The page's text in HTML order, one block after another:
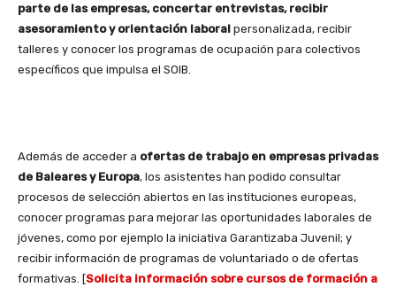
parte de las empresas, concertar entrevistas, recibir
asesoramiento y orientación laboral personalizada, recibir
talleres y conocer los programas de ocupación para colectivos
específicos que impulsa el SOIB.
Además de acceder a ofertas de trabajo en empresas privadas
de Baleares y Europa, los asistentes han podido consultar
procesos de selección abiertos en las instituciones europeas,
conocer programas para mejorar las oportunidades laborales de
jóvenes, como por ejemplo la iniciativa Garantizaba Juvenil; y
recibir información de programas de voluntariado o de ofertas
formativas. [Solicita información sobre cursos de formación a